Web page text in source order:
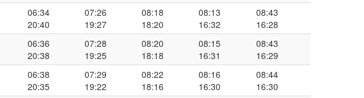
06:34
20:40
07:26
19:27
08:18
18:20
08:13
16:32
08:43
16:28
06:36
20:38
07:28
19:25
08:20
18:18
08:15
16:31
08:43
16:29
06:38
20:35
07:29
19:22
08:22
18:16
08:16
16:30
08:44
16:30